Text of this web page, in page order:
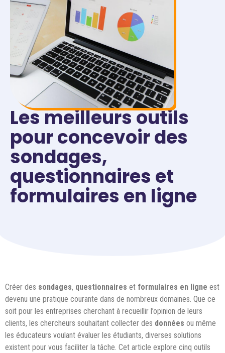
Les meilleurs outils
pour concevoir des
sondages,
questionnaires et
formulaires en ligne
Créer des sondages, questionnaires et formulaires en ligne est
devenu une pratique courante dans de nombreux domaines. Que ce
soit pour les entreprises cherchant à recueillir l’opinion de leurs
clients, les chercheurs souhaitant collecter des données ou même
les éducateurs voulant évaluer les étudiants, diverses solutions
existent pour vous faciliter la tâche. Cet article explore cinq outils